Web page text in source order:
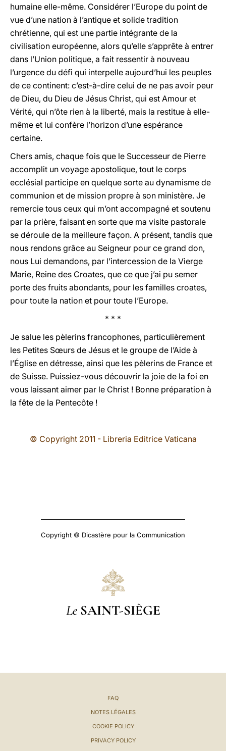
humaine elle-même. Considérer l’Europe du point de
vue d’une nation à l’antique et solide tradition
chrétienne, qui est une partie intégrante de la
civilisation européenne, alors qu’elle s’apprête à entrer
dans l’Union politique, a fait ressentir à nouveau
l’urgence du défi qui interpelle aujourd’hui les peuples
de ce continent: c’est-à-dire celui de ne pas avoir peur
de Dieu, du Dieu de Jésus Christ, qui est Amour et
Vérité, qui n’ôte rien à la liberté, mais la restitue à elle-
même et lui confère l’horizon d’une espérance
certaine.
Chers amis, chaque fois que le Successeur de Pierre
accomplit un voyage apostolique, tout le corps
ecclésial participe en quelque sorte au dynamisme de
communion et de mission propre à son ministère. Je
remercie tous ceux qui m’ont accompagné et soutenu
par la prière, faisant en sorte que ma visite pastorale
se déroule de la meilleure façon. A présent, tandis que
nous rendons grâce au Seigneur pour ce grand don,
nous Lui demandons, par l’intercession de la Vierge
Marie, Reine des Croates, que ce que j’ai pu semer
porte des fruits abondants, pour les familles croates,
pour toute la nation et pour toute l’Europe.
* * *
Je salue les pèlerins francophones, particulièrement
les Petites Sœurs de Jésus et le groupe de l’Aide à
l’Église en détresse, ainsi que les pèlerins de France et
de Suisse. Puissiez-vous découvrir la joie de la foi en
vous laissant aimer par le Christ ! Bonne préparation à
la fête de la Pentecôte !
© Copyright 2011 - Libreria Editrice Vaticana
Copyright © Dicastère pour la Communication
Le SAINT-SIÈGE
FAQ
NOTES LÉGALES
COOKIE POLICY
PRIVACY POLICY